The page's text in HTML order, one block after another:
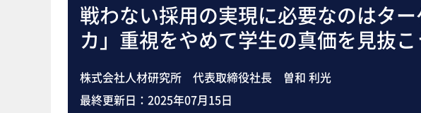
戦わない採用の実現に必要なのはタ
カ」重視をやめて学生の真価を見抜こ
株式会社人材研究所 代表取締役社長 曽和 利光
最終更新日： 2025年07月15日